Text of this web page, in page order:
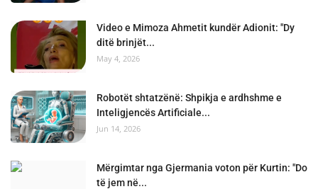
Video e Mimoza Ahmetit kundër Adionit: "Dy
ditë brinjët...
May 4, 2026
Robotët shtatzënë: Shpikja e ardhshme e
Inteligjencës Artificiale...
Jun 14, 2026
Mërgimtar nga Gjermania voton për Kurtin: "Do
të jem në...